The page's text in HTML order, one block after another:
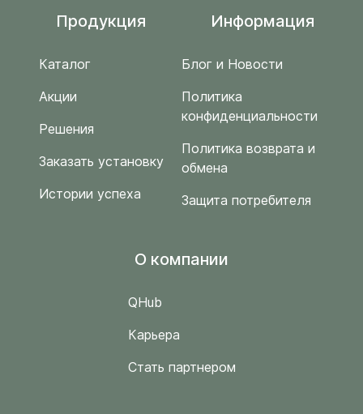
Продукция
Каталог
Акции
Решения
Заказать установку
Истории успеха
Информация
Блог и Новости
Политика
конфиденциальности
Политика возврата и
обмена
Защита потребителя
O компании
QHub
Карьера
Стать партнером